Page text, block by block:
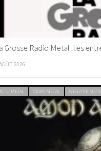
Grosse Radio Metal : les
2026
METAL VIDEO METAL WEBZINE